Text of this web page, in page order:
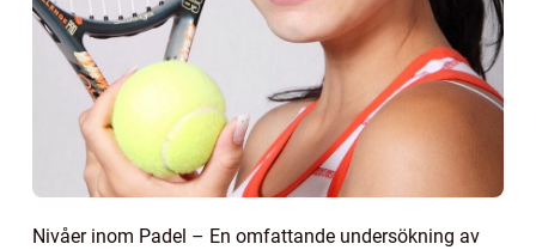
Nivåer inom Padel – En omfattande undersökning av